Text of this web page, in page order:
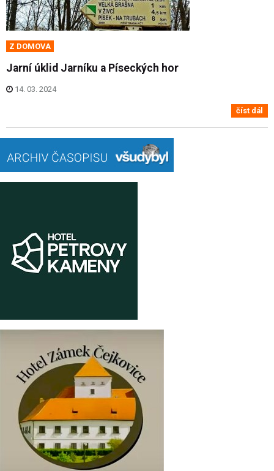
Z DOMOVA
Jarní úklid Jarníku a Píseckých hor
14. 03. 2024
číst dál